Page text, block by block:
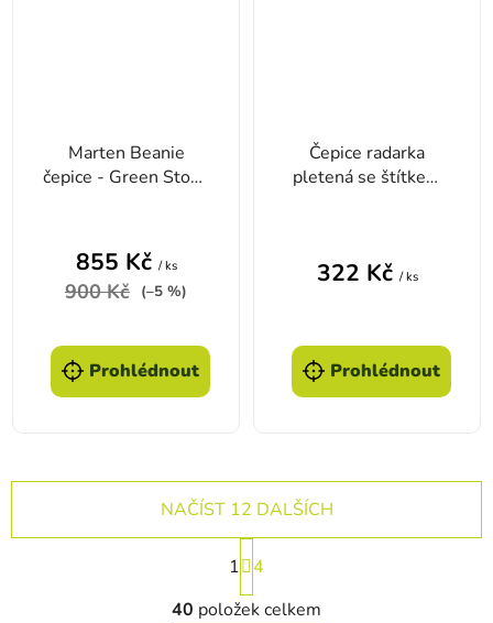
Marten Beanie
čepice - Green Stone
855 Kč / ks
900 Kč (–5 %)
Prohlédnout
Čepice radarka
pletená se štítkem
322 Kč / ks
Prohlédnout
Ovládací prvky výpisu
NAČÍST 12 DALŠÍCH
Stránkování
1
4
40 položek celkem